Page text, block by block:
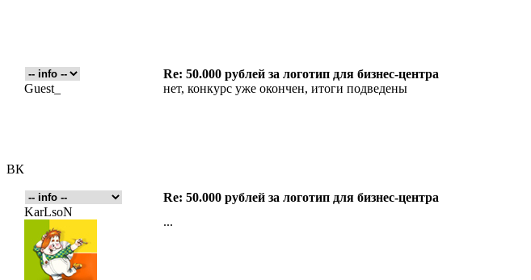
ВК
Re: 50.000 рублей за логотип для бизнес-центра
Guest_
нет, конкурс уже окончен, итоги подведены
Re: 50.000 рублей за логотип для бизнес-центра
KarLsoN
...